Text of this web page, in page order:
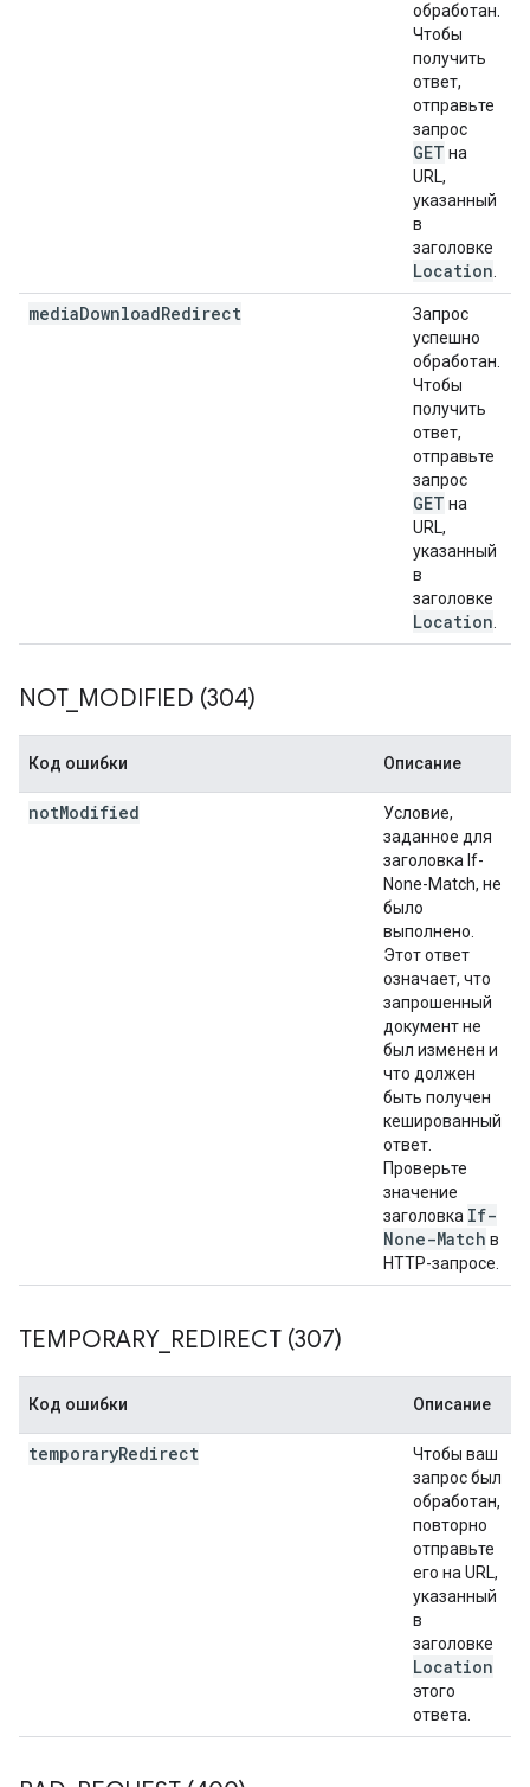
обработан.
Чтобы
получить
ответ,
отправьте
запрос
GET на
URL,
указанный
в
заголовке
Location
mediaDownloadRedirect
Запрос
успешно
обработан.
Чтобы
получить
ответ,
отправьте
запрос
GET на
URL,
указанный
в
заголовке
Location
NOT_ MODIFIED (304)
Код ошибки Описание
notModified
Условие,
заданное для
заголовка If-
None-Match, не
было
выполнено.
Этот ответ
означает, что
запрошенный
документ не
был изменен и
что должен
быть получен
кешированный
ответ.
Проверьте
значение
заголовка If-
None-Match в
HTTP-запросе.
TEMPORARY_ REDIRECT (307)
Код ошибки Описание
temporaryRedirect
Чтобы ваш
запрос был
обработан,
повторно
отправьте
его на URL,
указанный
в
заголовке
Location
этого
ответа.